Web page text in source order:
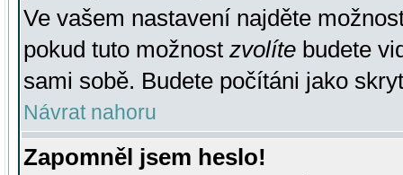
Ve vašem nastavení najděte
pokud tuto možnost zvolíte budete
sami sobě. Budete počítáni jako
Návrat nahoru
Zapomněl jsem heslo!